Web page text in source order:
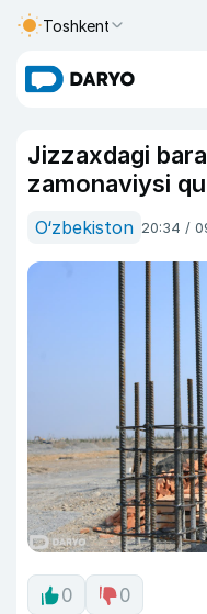
Toshkent
Jizzaxdagi
zamonaviysi
O‘zbekiston 20:34 /
0 0